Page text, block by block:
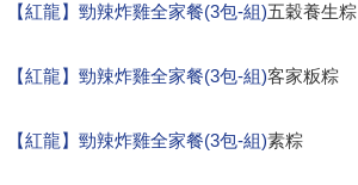
【紅龍】勁辣炸雞全家餐(3包-組)五穀養生粽
【紅龍】勁辣炸雞全家餐(3包-組)客家粄粽
【紅龍】勁辣炸雞全家餐(3包-組)素粽